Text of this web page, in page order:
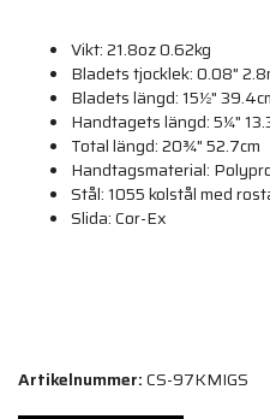
Vikt: 21.8oz 0.62kg
Bladets tjocklek: 0.08"
Bladets längd: 15½"
Handtagets längd: 5¼"
Total längd: 20¾" 52.7cm
Handtagsmaterial:
Stål: 1055 kolstål med
Slida: Cor-Ex
Artikelnummer:CS-97KMIGS